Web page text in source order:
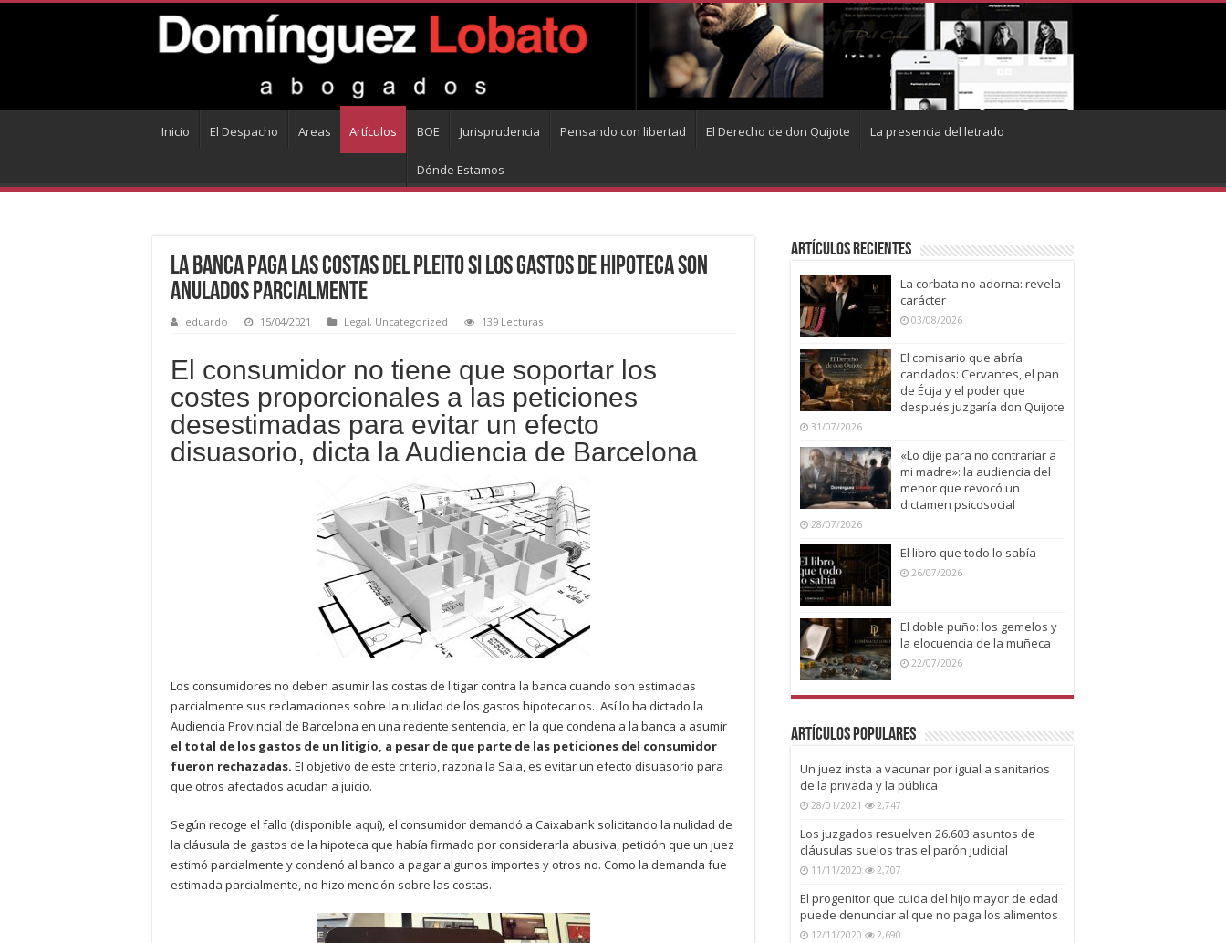
Inicio El Despacho Areas Artículos BOE Jurisprudencia Pensando con libertad El Derecho de don Quijote La presencia del letrado
Dónde Estamos
La banca paga las costas del pleito si los gastos de hipoteca son
anulados parcialmente
eduardo 15/04/2021 Legal, Uncategorized 139 Lecturas
El consumidor no tiene que soportar los
costes proporcionales a las peticiones
desestimadas para evitar un efecto
disuasorio, dicta la Audiencia de Barcelona
Los consumidores no deben asumir las costas de litigar contra la banca cuando son estimadas
parcialmente sus reclamaciones sobre la nulidad de los gastos hipotecarios. Así lo ha dictado la
Audiencia Provincial de Barcelona en una reciente sentencia, en la que condena a la banca a asumir
el total de los gastos de un litigio, a pesar de que parte de las peticiones del consumidor
fueron rechazadas. El objetivo de este criterio, razona la Sala, es evitar un efecto disuasorio para
que otros afectados acudan a juicio.
Según recoge el fallo (disponible aquí), el consumidor demandó a Caixabank solicitando la nulidad de
la cláusula de gastos de la hipoteca que había firmado por considerarla abusiva, petición que un juez
estimó parcialmente y condenó al banco a pagar algunos importes y otros no. Como la demanda fue
estimada parcialmente, no hizo mención sobre las costas.
Artículos recientes
La corbata no adorna: revela
carácter
03/08/2026
El comisario que abría
candados: Cervantes, el pan
de Écija y el poder que
después juzgaría don Quijote
31/07/2026
«Lo dije para no contrariar a
mi madre»: la audiencia del
menor que revocó un
dictamen psicosocial
28/07/2026
El libro que todo lo sabía
26/07/2026
El doble puño: los gemelos y
la elocuencia de la muñeca
22/07/2026
Artículos Populares
Un juez insta a vacunar por igual a sanitarios
de la privada y la pública
28/01/2021 2,747
Los juzgados resuelven 26.603 asuntos de
cláusulas suelos tras el parón judicial
11/11/2020 2,707
El progenitor que cuida del hijo mayor de edad
puede denunciar al que no paga los alimentos
12/11/2020 2,690